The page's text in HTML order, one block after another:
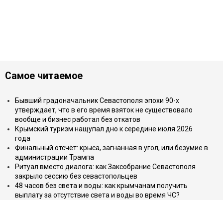
Самое читаемое
Бывший градоначальник Севастополя эпохи 90-х
утверждает, что в его время взяток не существовало
вообще и бизнес работал без откатов
Крымский туризм нащупал дно к середине июля 2026
года
Финальный отсчёт: крыса, загнанная в угол, или безумие в
администрации Трампа
Ритуал вместо диалога: как Заксобрание Севастополя
закрыло сессию без севастопольцев
48 часов без света и воды: как крымчанам получить
выплату за отсутствие света и воды во время ЧС?